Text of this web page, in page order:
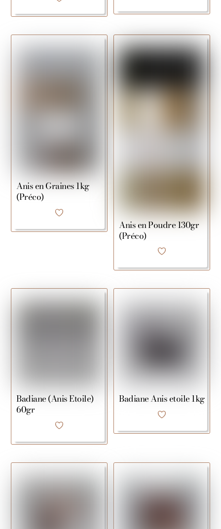
Anis en Graines 1kg
(Préco)
Anis en Poudre 130gr
(Préco)
Badiane (Anis Etoile)
60gr
Badiane Anis etoile 1kg